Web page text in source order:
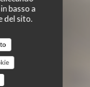
basso a
del sito.